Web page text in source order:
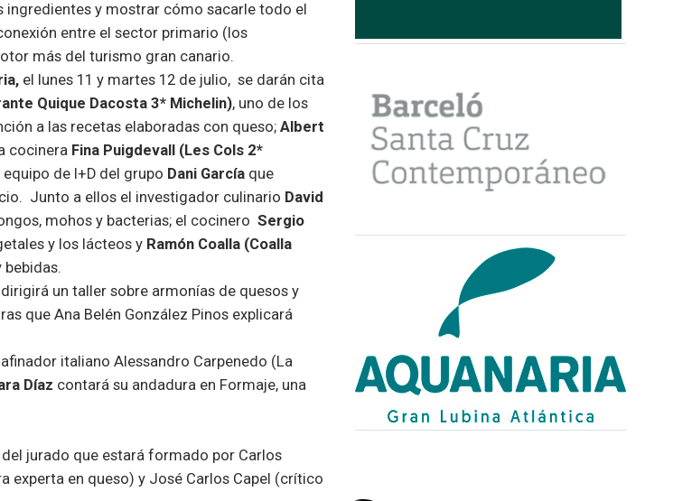
ingredientes y mostrar cómo sacarle todo el
entre el sector primario (los
más del turismo gran canario.
el lunes 11 y martes 12 de julio, se darán cita
Quique Dacosta 3* Michelin), uno de los
a las recetas elaboradas con queso; Albert
cocinera Fina Puigdevall (Les Cols 2*
de I+D del grupo Dani García que
Junto a ellos el investigador culinario David
mohos y bacterias; el cocinero Sergio
y los lácteos y Ramón Coalla (Coalla
un taller sobre armonías de quesos y
que Ana Belén González Pinos explicará
italiano Alessandro Carpenedo (La
Díaz contará su andadura en Formaje, una
jurado que estará formado por Carlos
experta en queso) y José Carlos Capel (crítico